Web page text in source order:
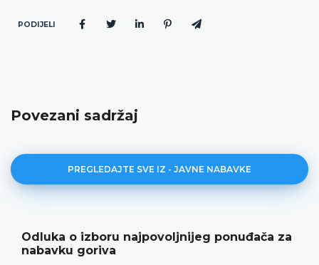
PODIJELI
Povezani sadržaj
PREGLEDAJTE SVE IZ - JAVNE NABAVKE
Odluka o izboru najpovoljnijeg ponuđača za
nabavku goriva